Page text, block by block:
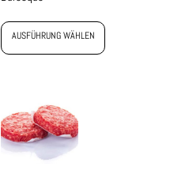
AUSFÜHRUNG WÄHLEN